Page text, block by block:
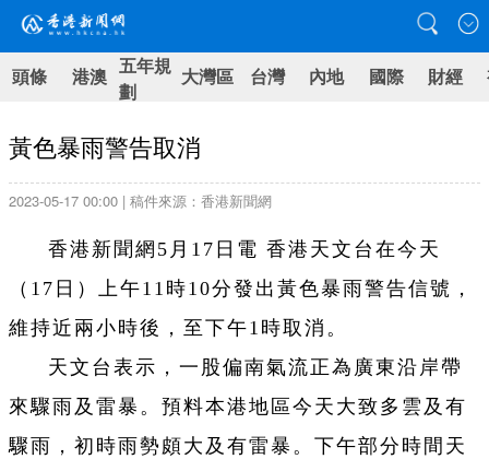
頭條 港澳 五年規
劃
大灣區 台灣 內地 國際 財經
黃色暴雨警告取消
2023-05-17 00:00 | 稿件來源：香港新聞網
香港新聞網5月17日電 香港天文台在今天
（17日）上午11時10分發出黃色暴雨警告信號，
維持近兩小時後，至下午1時取消。
天文台表示，一股偏南氣流正為廣東沿岸帶
來驟雨及雷暴。預料本港地區今天大致多雲及有
驟雨，初時雨勢頗大及有雷暴。下午部分時間天